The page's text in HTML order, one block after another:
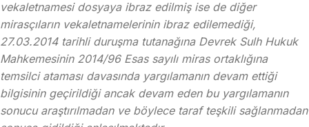
vekaletnamesi dosyaya ibraz edilmiş ise de diğer
mirasçıların vekaletnamelerinin ibraz edilemediği,
27.03.2014 tarihli duruşma tutanağına Devrek Sulh Hukuk
Mahkemesinin 2014/96 Esas sayılı miras ortaklığına
temsilci ataması davasında yargılamanın devam ettiği
bilgisinin geçirildiği ancak devam eden bu yargılamanın
sonucu araştırılmadan ve böylece taraf teşkili sağlanmadan